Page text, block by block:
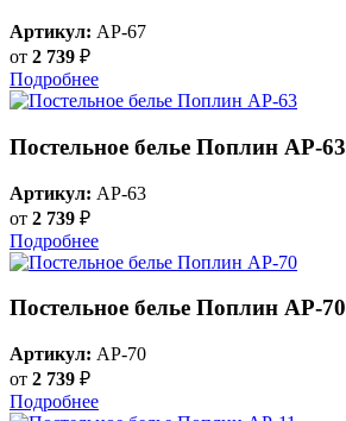
Артикул: AP-67
от 2 739 ₽
Подробнее
Постельное белье Поплин AP-63
Артикул: AP-63
от 2 739 ₽
Подробнее
Постельное белье Поплин AP-70
Артикул: AP-70
от 2 739 ₽
Подробнее